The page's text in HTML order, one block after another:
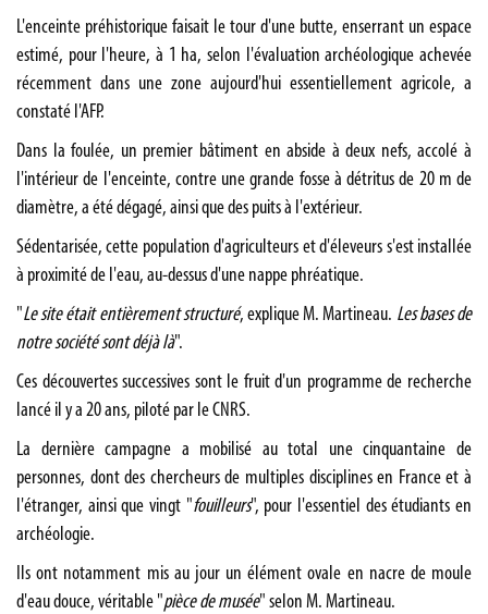
L'enceinte préhistorique faisait le tour d'une butte, enserrant un espace
estimé, pour l'heure, à 1 ha, selon l'évaluation archéologique achevée
récemment dans une zone aujourd'hui essentiellement agricole, a
constaté l'AFP.
Dans la foulée, un premier bâtiment en abside à deux nefs, accolé à
l'intérieur de l'enceinte, contre une grande fosse à détritus de 20 m de
diamètre, a été dégagé, ainsi que des puits à l'extérieur.
Sédentarisée, cette population d'agriculteurs et d'éleveurs s'est installée
à proximité de l'eau, au-dessus d'une nappe phréatique.
"Le site était entièrement structuré, explique M. Martineau. Les bases de
notre société sont déjà là".
Ces découvertes successives sont le fruit d'un programme de recherche
lancé il y a 20 ans, piloté par le CNRS.
La dernière campagne a mobilisé au total une cinquantaine de
personnes, dont des chercheurs de multiples disciplines en France et à
l'étranger, ainsi que vingt "fouilleurs", pour l'essentiel des étudiants en
archéologie.
Ils ont notamment mis au jour un élément ovale en nacre de moule
d'eau douce, véritable "pièce de musée" selon M. Martineau.